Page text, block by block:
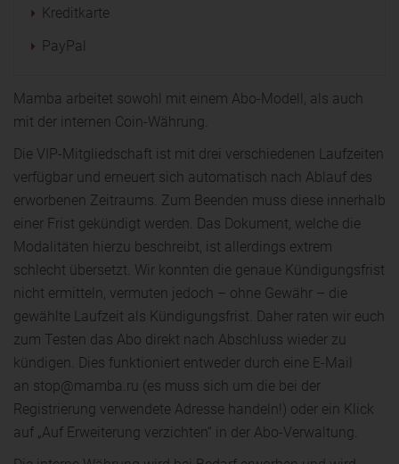
Kreditkarte
PayPal
Mamba arbeitet sowohl mit einem Abo-Modell, als auch
mit der internen Coin-Währung.
Die VIP-Mitgliedschaft ist mit drei verschiedenen Laufzeiten
verfügbar und erneuert sich automatisch nach Ablauf des
erworbenen Zeitraums. Zum Beenden muss diese innerhalb
einer Frist gekündigt werden. Das Dokument, welche die
Modalitäten hierzu beschreibt, ist allerdings extrem
schlecht übersetzt. Wir konnten die genaue Kündigungsfrist
nicht ermitteln, vermuten jedoch – ohne Gewähr – die
gewählte Laufzeit als Kündigungsfrist. Daher raten wir euch
zum Testen das Abo direkt nach Abschluss wieder zu
kündigen. Dies funktioniert entweder durch eine E-Mail
an stop@mamba.ru (es muss sich um die bei der
Registrierung verwendete Adresse handeln!) oder ein Klick
auf „Auf Erweiterung verzichten“ in der Abo-Verwaltung.